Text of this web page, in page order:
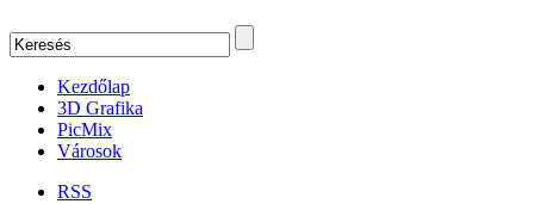
Kezdőlap
3D Grafika
PicMix
Városok
RSS